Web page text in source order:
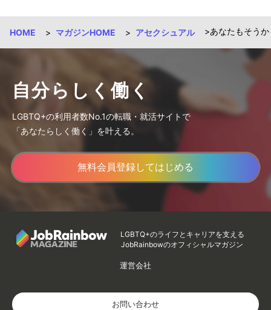
HOME マガジンHOME アセクシュアル あなたもそう
自分らしく働く
LGBTQ+の利用者数No.1の転職・就活サイトで
「あなたらしく働く」を叶える。
無料会員登録してはじめる
LGBTQ+のライフとキャリアを支える
JobRainbowのオフィシャルマガジン
運営会社
お問い合わせ